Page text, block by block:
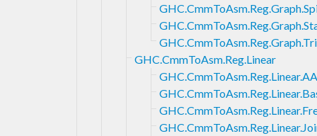
GHC.CmmToAsm.Reg.Linear